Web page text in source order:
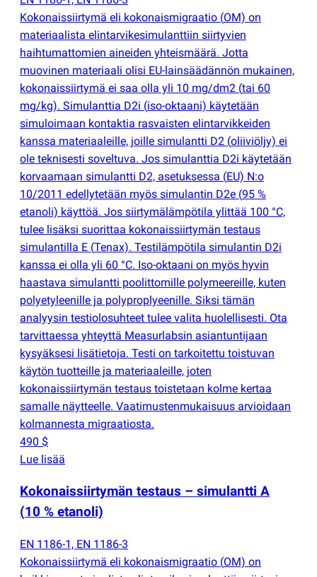
Kokonaissiirtymä eli kokonaismigraatio (OM) on
materiaalista elintarvikesimulanttiin siirtyvien
haihtumattomien aineiden yhteismäärä. Jotta
muovinen materiaali olisi EU-lainsäädännön mukainen,
kokonaissiirtymä ei saa olla yli 10 mg/dm2 (tai 60
mg/kg). Simulanttia D2i (iso-oktaani) käytetään
simuloimaan kontaktia rasvaisten elintarvikkeiden
kanssa materiaaleille, joille simulantti D2 (oliiviöljy) ei
ole teknisesti soveltuva. Jos simulanttia D2i käytetään
korvaamaan simulantti D2, asetuksessa (EU) N:o
10/2011 edellytetään myös simulantin D2e (95 %
etanoli) käyttöä. Jos siirtymälämpötila ylittää 100 °C,
tulee lisäksi suorittaa kokonaissiirtymän testaus
simulantilla E (Tenax). Testilämpötila simulantin D2i
kanssa ei olla yli 60 °C. Iso-oktaani on myös hyvin
haastava simulantti poolittomille polymeereille, kuten
polyetyleenille ja polyproplyeenille. Siksi tämän
analyysin testiolosuhteet tulee valita huolellisesti. Ota
tarvittaessa yhteyttä Measurlabsin asiantuntijaan
kysyäksesi lisätietoja. Testi on tarkoitettu toistuvan
käytön tuotteille ja materiaaleille, joten
kokonaissiirtymän testaus toistetaan kolme kertaa
samalle näytteelle. Vaatimustenmukaisuus arvioidaan
kolmannesta migraatiosta.
490 $
Lue lisää
Kokonaissiirtymän testaus – simulantti A
(10 % etanoli)
EN 1186-1, EN 1186-3
Kokonaissiirtymä eli kokonaismigraatio (OM) on